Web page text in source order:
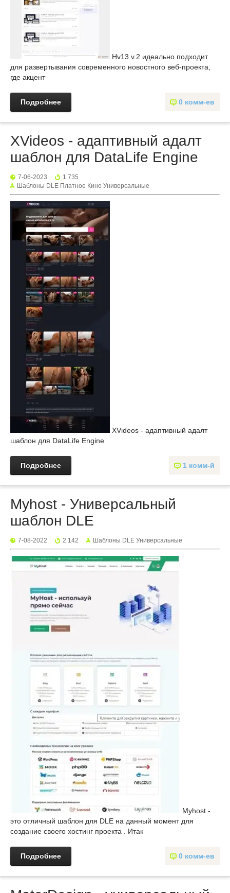
Hv13 v.2 идеально подходит
для развертывания современного новостного веб-проекта,
где акцент
0 комм-ев
Подробнее
XVideos - адаптивный адалт
шаблон для DataLife Engine
7-06-2023
1 735
Шаблоны DLE Платное Кино Универсальные
XVideos - адаптивный адалт
шаблон для DataLife Engine
1 комм-й
Подробнее
Myhost - Универсальный
шаблон DLE
7-08-2022 2 142 Шаблоны DLE Универсальные
Myhost -
это отличный шаблон для DLE на данный момент для
создание своего хостинг проекта . Итак
0 комм-ев
Подробнее